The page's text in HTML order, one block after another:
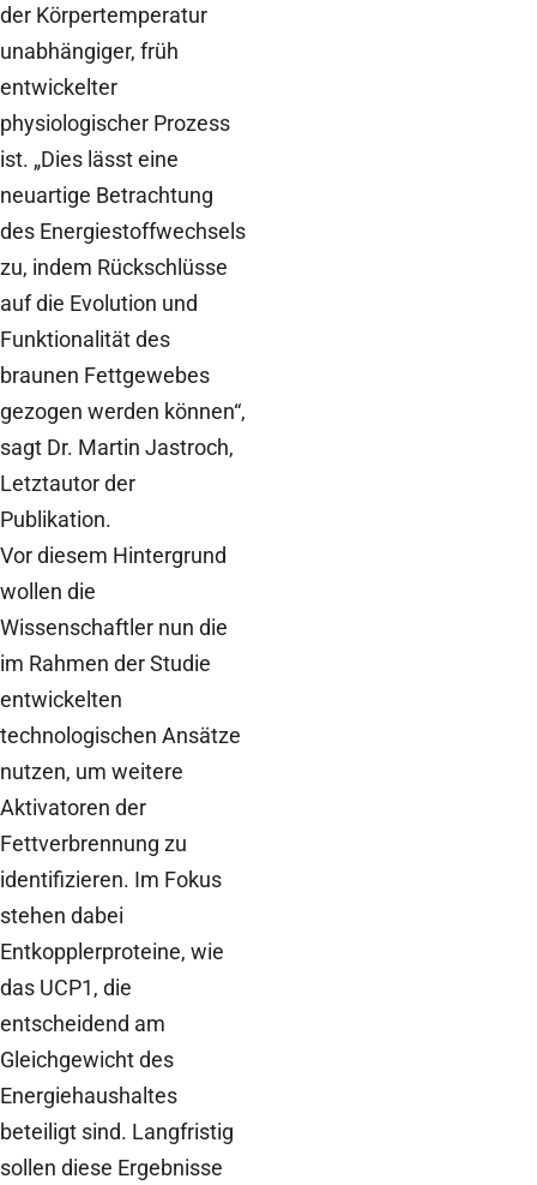
der Körpertemperatur
unabhängiger, früh
entwickelter
physiologischer Prozess
ist. „Dies lässt eine
neuartige Betrachtung
des Energiestoffwechsels
zu, indem Rückschlüsse
auf die Evolution und
Funktionalität des
braunen Fettgewebes
gezogen werden können“,
sagt Dr. Martin Jastroch,
Letztautor der
Publikation.
Vor diesem Hintergrund
wollen die
Wissenschaftler nun die
im Rahmen der Studie
entwickelten
technologischen Ansätze
nutzen, um weitere
Aktivatoren der
Fettverbrennung zu
identifizieren. Im Fokus
stehen dabei
Entkopplerproteine, wie
das UCP1, die
entscheidend am
Gleichgewicht des
Energiehaushaltes
beteiligt sind. Langfristig
sollen diese Ergebnisse